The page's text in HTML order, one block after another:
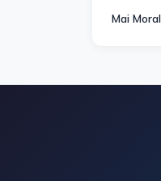
y
las
invertir
a
Mai Moral